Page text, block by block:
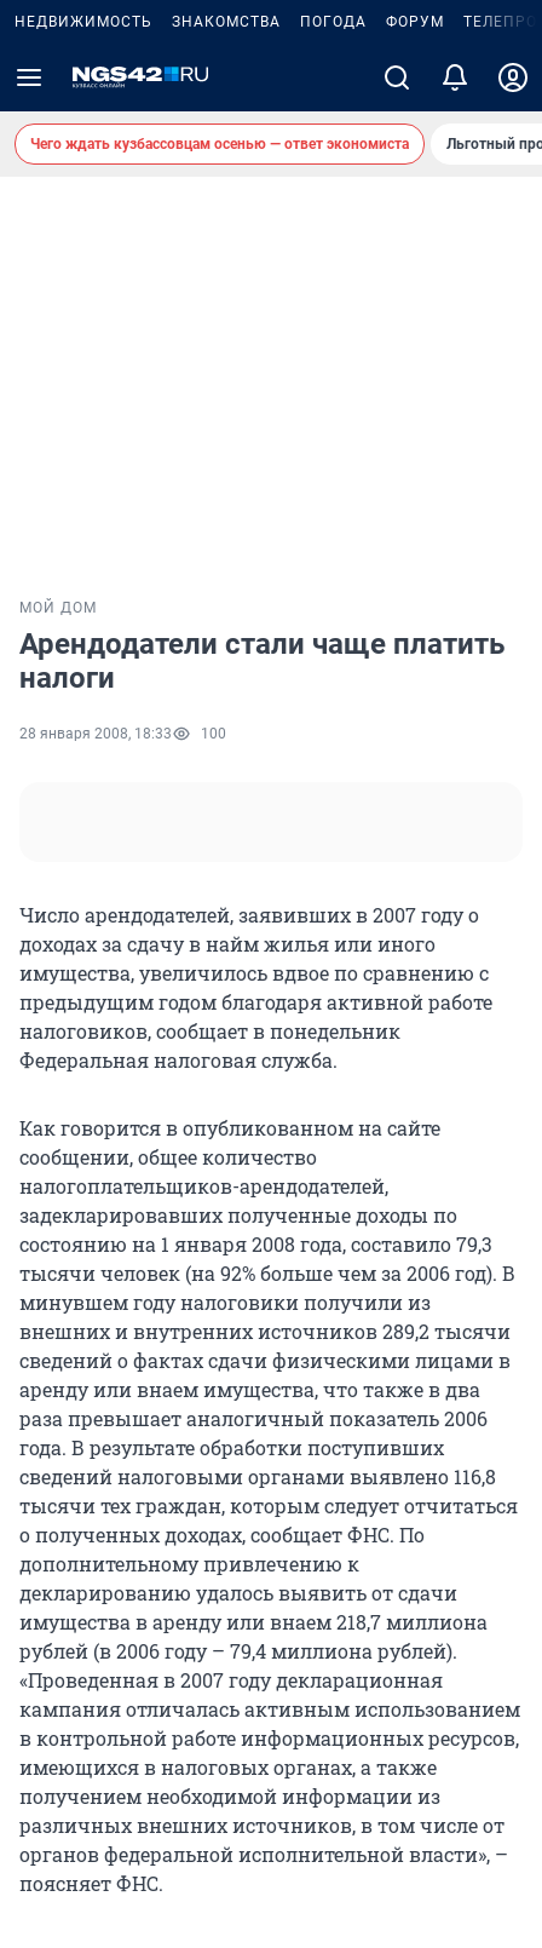
НЕДВИЖИМОСТЬ ЗНАКОМСТВА ПОГОДА ФОРУМ
Чего ждать кузбассовцам осенью — ответ экономиста Льготный
МОЙ ДОМ
Арендодатели стали чаще платить
налоги
28 января 2008, 18:33 100
Число арендодателей, заявивших в 2007 году о
доходах за сдачу в найм жилья или иного
имущества, увеличилось вдвое по сравнению с
предыдущим годом благодаря активной работе
налоговиков, сообщает в понедельник
Федеральная налоговая служба.
Как говорится в опубликованном на сайте
сообщении, общее количество
налогоплательщиков-арендодателей,
задекларировавших полученные доходы по
состоянию на 1 января 2008 года, составило 79,3
тысячи человек (на 92% больше чем за 2006 год). В
минувшем году налоговики получили из
внешних и внутренних источников 289,2 тысячи
сведений о фактах сдачи физическими лицами в
аренду или внаем имущества, что также в два
раза превышает аналогичный показатель 2006
года. В результате обработки поступивших
сведений налоговыми органами выявлено 116,8
тысячи тех граждан, которым следует отчитаться
о полученных доходах, сообщает ФНС. По
дополнительному привлечению к
декларированию удалось выявить от сдачи
имущества в аренду или внаем 218,7 миллиона
рублей (в 2006 году – 79,4 миллиона рублей).
«Проведенная в 2007 году декларационная
кампания отличалась активным использованием
в контрольной работе информационных ресурсов,
имеющихся в налоговых органах, а также
получением необходимой информации из
различных внешних источников, в том числе от
органов федеральной исполнительной власти», –
поясняет ФНС.